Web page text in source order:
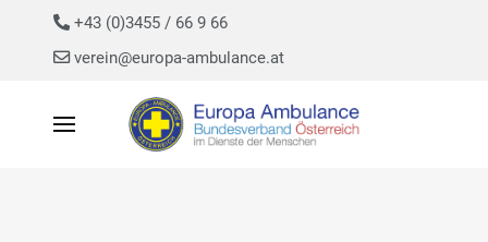
+43 (0)3455 / 66 9 66
verein@europa-ambulance.at